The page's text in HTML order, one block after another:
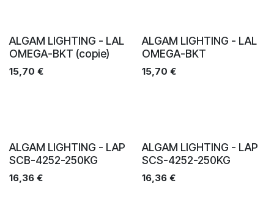
Ventes
ALGAM LIGHTING - LAL
OMEGA-BKT (copie)
15,70 €
Ventes
ALGAM LIGHTING - LAL
OMEGA-BKT
15,70 €
Ventes
ALGAM LIGHTING - LAP
SCB-4252-250KG
16,36 €
Ventes
ALGAM LIGHTING - LAP
SCS-4252-250KG
16,36€